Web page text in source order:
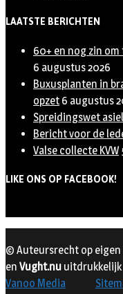
LAATSTE BERICHTEN
60+ en nog zin om
6 augustus 2026
Buxusplanten in
opzet 6 augustus
Spreidingswet
Bericht voor de
Valse collecte KVW
LIKE ONS OP FACEBOOK!
© Auteursrecht op eigen
en Vught.nu
Vanoo Media